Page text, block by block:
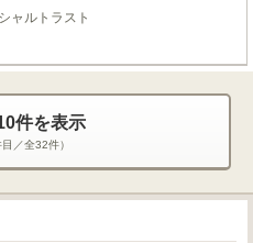
にひとつだけの空間を作ってみませ
辺環境も超充実！最
、とても活気のあるエリアです🚶‍♂️🛍️ビ
くお店をオープン
場所に移転したい！」そんな夢を叶え
ャルトラスト
件を表示
目／全32件）